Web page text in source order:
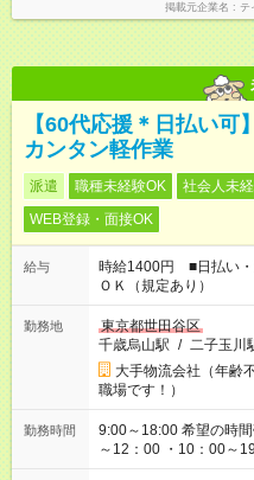
掲載元企業名 テ
【60代応援＊日払い
カンタン軽作業
派遣 職種未経験OK 社会人未
WEB登録・面接OK
給与
時給1400円 ■日払い
ＯＫ（規定あり）
勤務地
東京都世田谷区
千歳烏山駅 / 二子玉川
大手物流会社（年齢
職場です！）
勤務時間
9:00～18:00 希望の時間帯を選べます！ ＜シフト例＞ ・8：30
～12：00 ・10：00～
22：00 ・22：00～翌6